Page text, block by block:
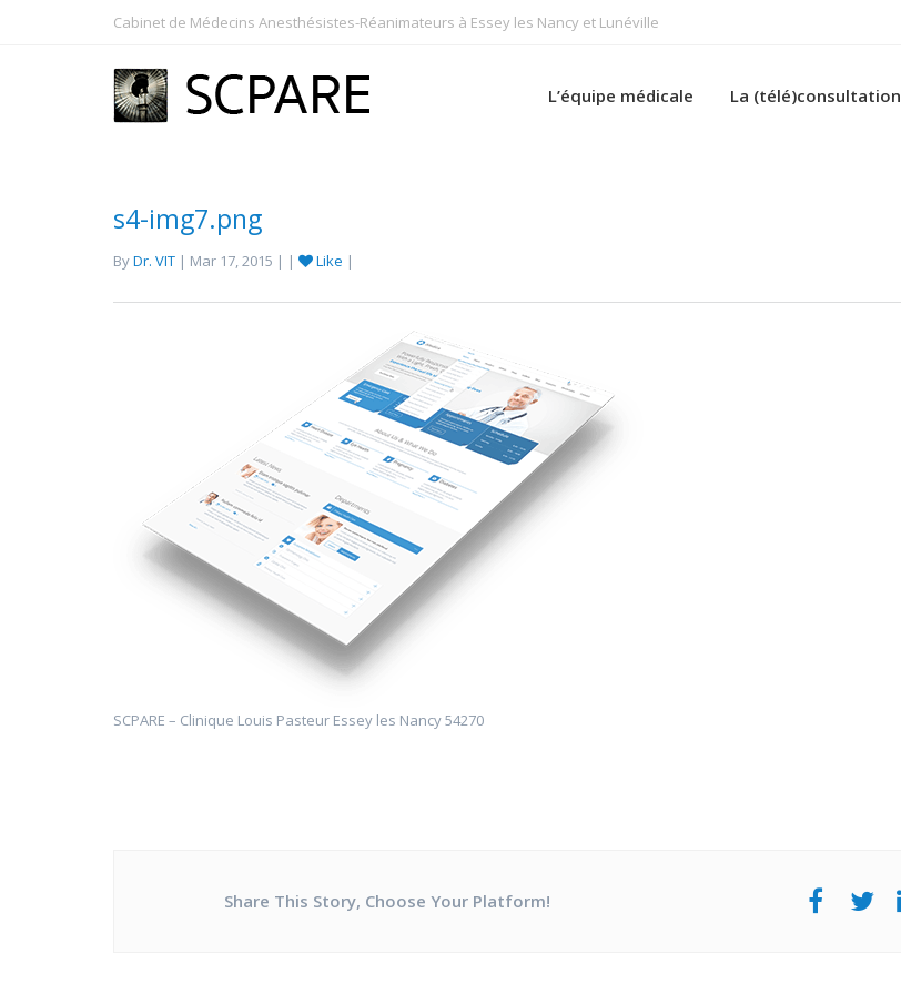
Cabinet de Médecins Anesthésistes-Réanimateurs à Essey les Nancy et Lunéville
L’équipe médicale La (télé)consultation
s4-img7.png
ByDr. VIT | Mar 17, 2015 | | Like |
SCPARE – Clinique Louis Pasteur Essey les Nancy 54270
Share This Story, Choose Your Platform!